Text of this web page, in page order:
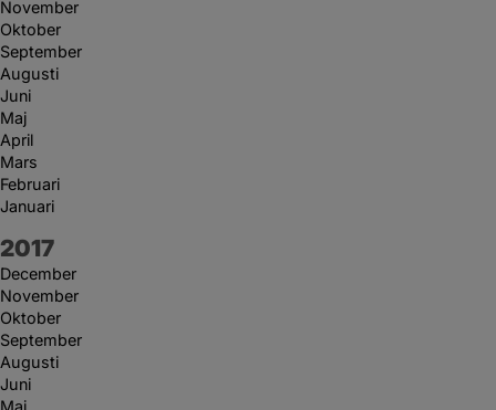
November
Oktober
September
Augusti
Juni
Maj
April
Mars
Februari
Januari
År:
2017
December
November
Oktober
September
Augusti
Juni